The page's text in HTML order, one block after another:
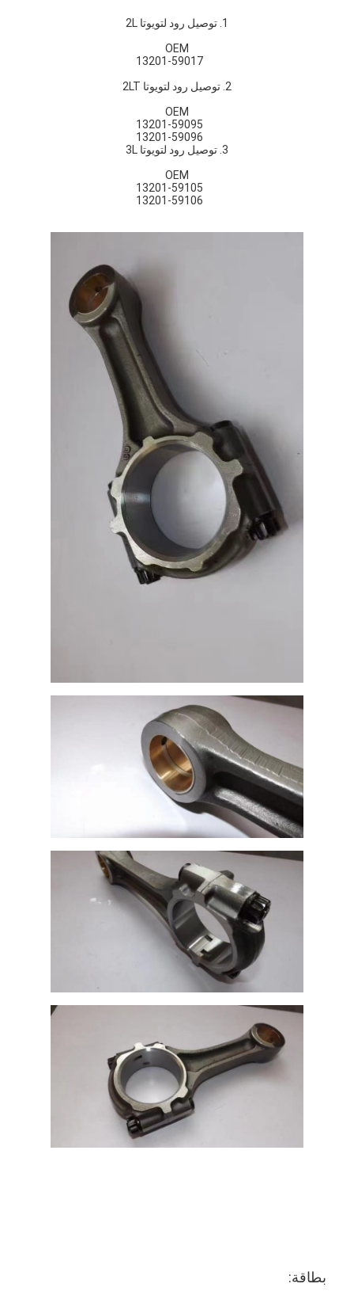
المنزل
المنتجات
جولة في المصنع
اتصل بنا
الدردشة الآن
1. توصيل رود لتويوتا 2L
OEM
13201-59017
2. توصيل رود لتويوتا 2LT
OEM
13201-59095
13201-59096
3. توصيل رود لتويوتا 3L
OEM
13201-59105
13201-59106
بطاقة: